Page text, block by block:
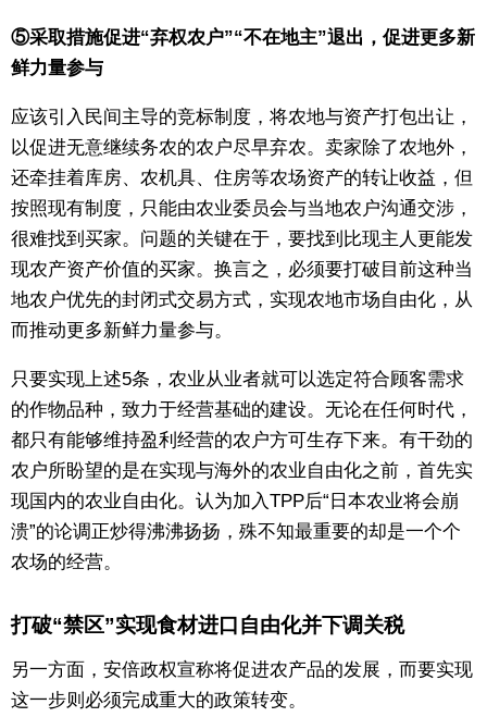
⑤采取措施促进“弃权农户”“不在地主”退出，促进更多新
鲜力量参与
应该引入民间主导的竞标制度，将农地与资产打包出让，
以促进无意继续务农的农户尽早弃农。卖家除了农地外，
还牵挂着库房、农机具、住房等农场资产的转让收益，但
按照现有制度，只能由农业委员会与当地农户沟通交涉，
很难找到买家。问题的关键在于，要找到比现主人更能发
现农产资产价值的买家。换言之，必须要打破目前这种当
地农户优先的封闭式交易方式，实现农地市场自由化，从
而推动更多新鲜力量参与。
只要实现上述5条，农业从业者就可以选定符合顾客需求
的作物品种，致力于经营基础的建设。无论在任何时代，
都只有能够维持盈利经营的农户方可生存下来。有干劲的
农户所盼望的是在实现与海外的农业自由化之前，首先实
现国内的农业自由化。认为加入TPP后“日本农业将会崩
溃”的论调正炒得沸沸扬扬，殊不知最重要的却是一个个
农场的经营。
打破“禁区”实现食材进口自由化并下调关税
另一方面，安倍政权宣称将促进农产品的发展，而要实现
这一步则必须完成重大的政策转变。